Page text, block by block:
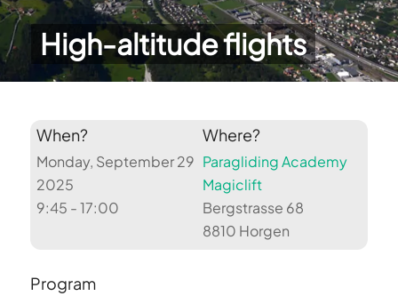
High-altitude flights
When?
Monday, September 29
2025
9:45 - 17:00
Where?
Paragliding Academy
Magiclift
Bergstrasse 68
8810 Horgen
Program